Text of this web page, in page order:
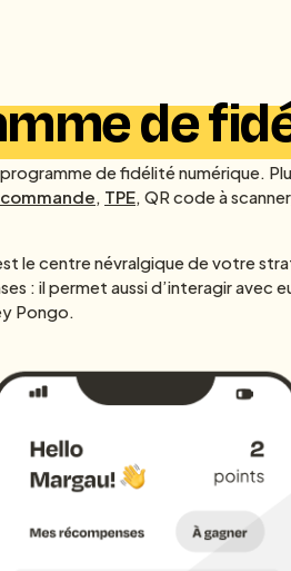
de
programme de fidélité numérique.
, TPE, QR code à
le centre névralgique de votre
: il permet aussi d’interagir
Pongo.